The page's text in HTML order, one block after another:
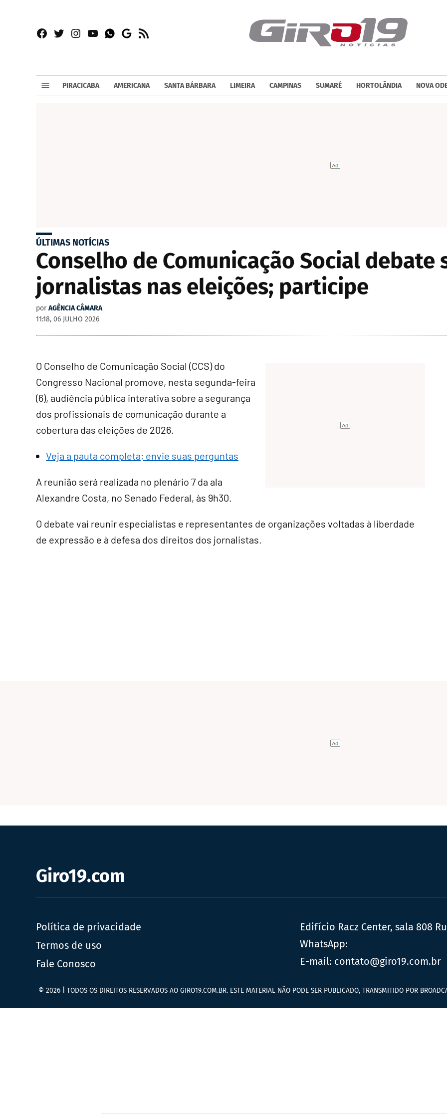
Facebook
TwitterInstagram
YouTubeWhatsapp
Google
RSS
PIRACICABA AMERICANA SANTA BÁRBARA LIMEIRA CAMPINAS SUMARÉ HORTOLÂNDIA NOVA
ÚLTIMAS NOTÍCIAS
Conselho de Comunicação Social debate
jornalistas nas eleições; participe
por AGÊNCIA CÂMARA
11:18, 06 JULHO 2026
O Conselho de Comunicação Social (CCS) do
Congresso Nacional promove, nesta segunda-feira
(6), audiência pública interativa sobre a segurança
dos profissionais de comunicação durante a
cobertura das eleições de 2026.
Veja a pauta completa; envie suas perguntas
A reunião será realizada no plenário 7 da ala
Alexandre Costa, no Senado Federal, às 9h30.
O debate vai reunir especialistas e representantes de organizações voltadas à liberdade
de expressão e à defesa dos direitos dos jornalistas.
Giro19.com
Política de privacidade
Termos de uso
Fale Conosco
Edifício Racz Center, sala 808
WhatsApp:
E-mail: contato@giro19.com.br
© 2026 | TODOS OS DIREITOS RESERVADOS AO GIRO19.COM.BR. ESTE MATERIAL NÃO PODE SER PUBLICADO, TRANSMITIDO POR